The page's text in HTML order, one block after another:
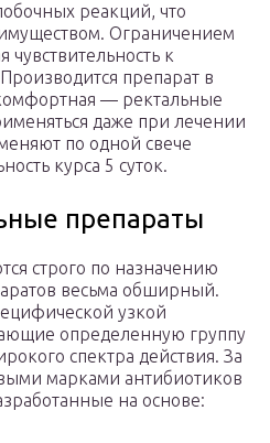
реакций, что
Ограничением
чувствительность к
препарат в
— ректальные
даже при лечении
по одной свече
курса 5 суток.
препараты
строго по назначению
весьма обширный.
узкой
определенную группу
спектра действия. За
марками антибиотиков
на основе: